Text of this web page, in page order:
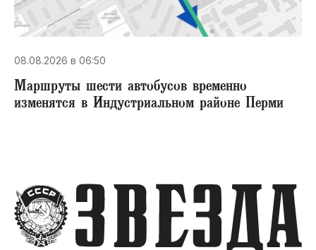
08.08.2026 в 06:50
Маршруты шести автобусов временно
изменятся в Индустриальном районе Перми